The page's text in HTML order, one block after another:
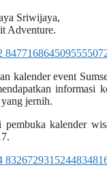
Sriwijaya,
Adventure.
kalender event
jernih.
kalender